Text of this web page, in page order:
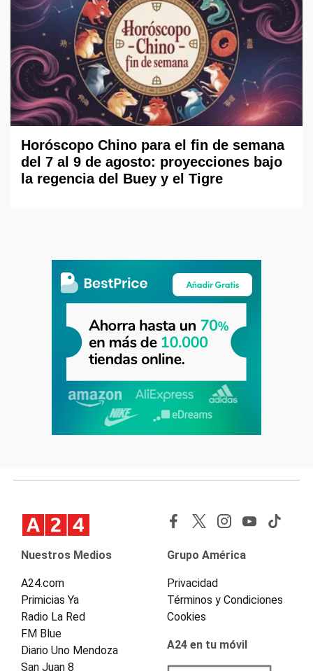
Horóscopo Chino para el fin de semana
del 7 al 9 de agosto: proyecciones bajo
la regencia del Buey y el Tigre
Nuestros Medios
A24.com
Primicias Ya
Radio La Red
FM Blue
Diario Uno Mendoza
San Juan 8
Grupo América
Privacidad
Términos y Condiciones
Cookies
A24 en tu móvil